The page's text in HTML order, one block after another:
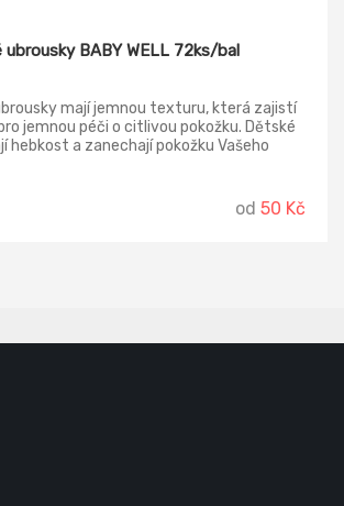
BABY WELL 72ks/bal
mají jemnou texturu, která zajistí
jemnou péči o citlivou pokožku. Dětské
hebkost a zanechají pokožku Vašeho
od 50 Kč